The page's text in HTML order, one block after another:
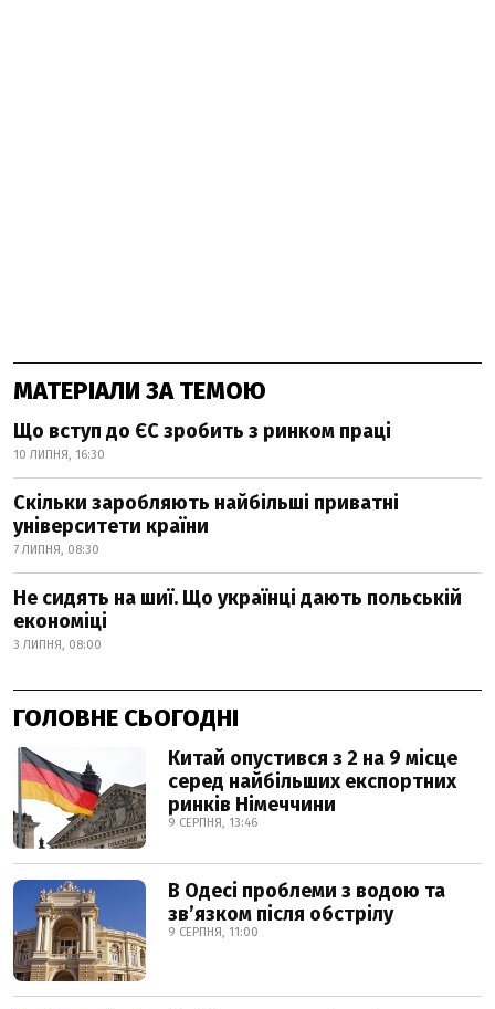
МАТЕРІАЛИ ЗА ТЕМОЮ
Що вступ до ЄС зробить з ринком праці
10 ЛИПНЯ, 16:30
Скільки заробляють найбільші приватні
університети країни
7 ЛИПНЯ, 08:30
Не сидять на шиї. Що українці дають польській
економіці
3 ЛИПНЯ, 08:00
ГОЛОВНЕ СЬОГОДНІ
Китай опустився з 2 на 9 місце
серед найбільших експортних
ринків Німеччини
9 СЕРПНЯ, 13:46
В Одесі проблеми з водою та
звʼязком після обстрілу
9 СЕРПНЯ, 11:00